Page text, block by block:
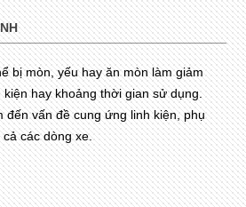
bị mòn, yếu hay ăn mòn làm giảm
hay khoảng thời gian sử dụng.
đến vấn đề cung ứng linh kiện, phụ
các dòng xe.